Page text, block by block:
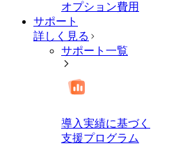
オプション費用
サポート
詳しく見る
サポート一覧
導入実績に基づく
支援プログラム